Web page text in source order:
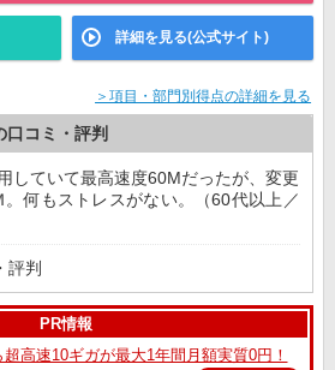
詳細を見る(公式サイト)
＞項目・部門別得点の詳細を見る
コミ・評判
していて最高速度60Mだったが、変更
。何もストレスがない。（60代以上／
評判
PR情報
高速10ギガが最大1年間月額実質0円！